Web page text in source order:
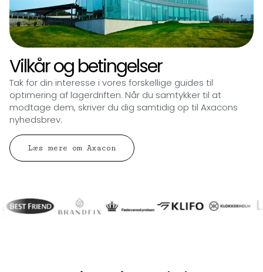
Vilkår og betingelser
Tak for din interesse i vores forskellige guides til
optimering af lagerdriften. Når du samtykker til at
modtage dem, skriver du dig samtidig op til Axacons
nyhedsbrev.
Læs mere om Axacon